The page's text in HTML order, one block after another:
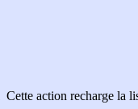
Cette action recharge la